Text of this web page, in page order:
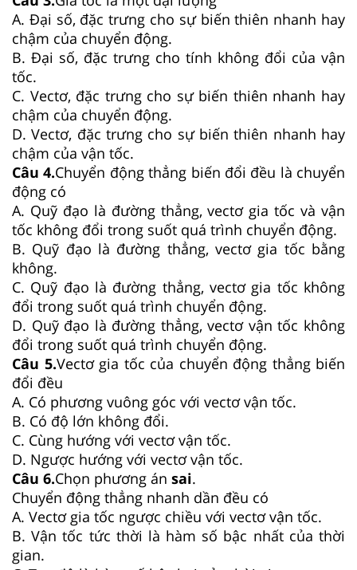
A. Đại số, đặc trưng cho sự biến thiên nhanh hay
chậm của chuyển động.
B. Đại số, đặc trưng cho tính không đổi của vận
tốc.
C. Vectơ, đặc trưng cho sự biến thiên nhanh hay
chậm của chuyển động.
D. Vectơ, đặc trưng cho sự biến thiên nhanh hay
chậm của vận tốc.
Câu 4.Chuyển động thẳng biến đổi đều là chuyển
động có
A. Quỹ đạo là đường thẳng, vectơ gia tốc và vận
tốc không đổi trong suốt quá trình chuyển động.
B. Quỹ đạo là đường thẳng, vectơ gia tốc bằng
không.
C. Quỹ đạo là đường thẳng, vectơ gia tốc không
đổi trong suốt quá trình chuyển động.
D. Quỹ đạo là đường thẳng, vectơ vận tốc không
đổi trong suốt quá trình chuyển động.
Câu 5.Vectơ gia tốc của chuyển động thẳng biến
đổi đều
A. Có phương vuông góc với vectơ vận tốc.
B. Có độ lớn không đổi.
C. Cùng hướng với vectơ vận tốc.
D. Ngược hướng với vectơ vận tốc.
Câu 6.Chọn phương án sai.
Chuyển động thẳng nhanh dần đều có
A. Vectơ gia tốc ngược chiều với vectơ vận tốc.
B. Vận tốc tức thời là hàm số bậc nhất của thời
gian.